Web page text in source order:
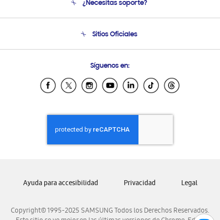
Soporte
¿Necesitas soporte?
Soporte vía eMail
Sitios Oficiales
Samsung Ecuador
Samsung El Salvador
Samsung Honduras
Samsung Nicaragua
Samsung Panamá
Samsung Venezuela
Síguenos en:
Copyright© 1995-2025 SAMSUNG Todos los Derechos Reservados.
Ayuda para accesibilidad Privacidad Legal